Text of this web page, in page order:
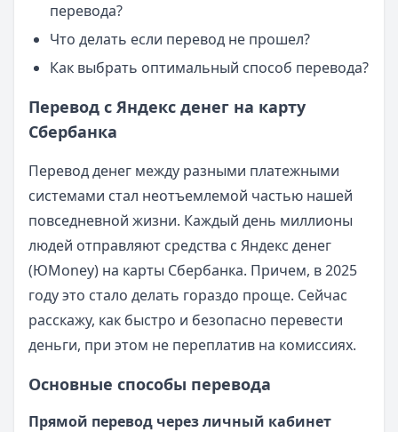
перевода?
Что делать если перевод не прошел?
Как выбрать оптимальный способ перевода?
Перевод с Яндекс денег на карту
Cбербанка
Перевод денег между разными платежными
системами стал неотъемлемой частью нашей
повседневной жизни. Каждый день миллионы
людей отправляют средства с Яндекс денег
(ЮMoney) на карты Сбербанка. Причем, в 2025
году это стало делать гораздо проще. Сейчас
расскажу, как быстро и безопасно перевести
деньги, при этом не переплатив на комиссиях.
Основные способы перевода
Прямой перевод через личный кабинет